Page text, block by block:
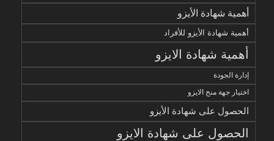
أهمية شهادة الأيزو
أهمية شهادة الأيزو للأفراد
أهمية شهادة الايزو
إدارة الجودة
اختيار جهة منح الايزو
الحصول على شهادة الأيزو
الحصول على شهادة الايزو